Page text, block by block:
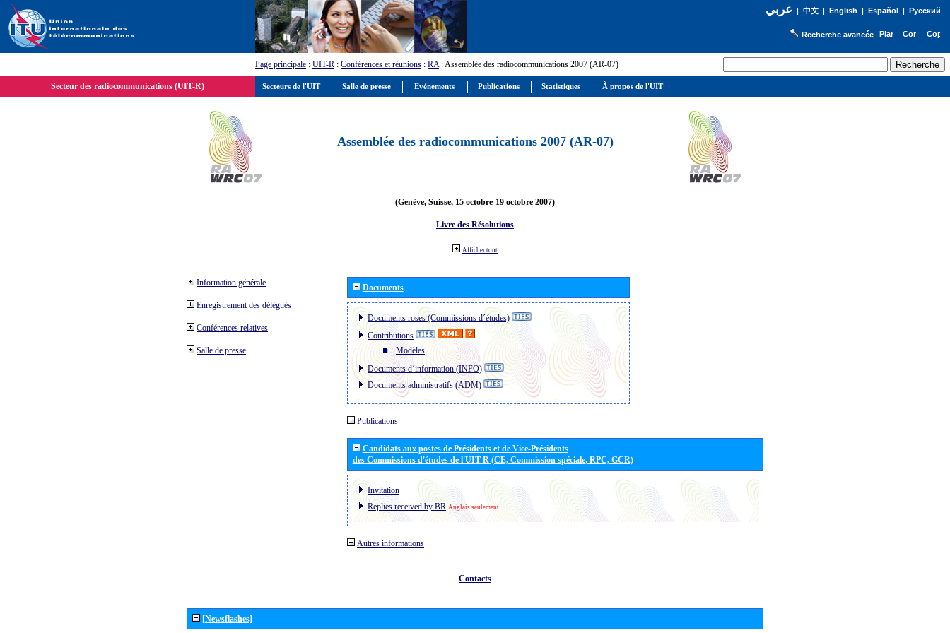
عربي| 中文| English | Español | Русский
Recherche avancée
Page principale : UIT-R : Conférences et réunions : RA: Assemblée des radiocommunications 2007 (AR-07)
Secteur des radiocommunications (UIT-R)
Assemblée des radiocommunications 2007 (AR-07)
(Genève, Suisse, 15 octobre-19 octobre 2007)
Livre des Résolutions
Afficher tout
Information générale
Enregistrement des délégués
Conférences relatives
Salle de presse
Documents
Documents roses (Commissions d´études)
Contributions
Modèles
Documents d´information (INFO)
Documents administratifs (ADM)
Publications
Candidats aux postes de Présidents et de Vice-Présidents
des Commissions d'études de l'UIT-R (CE, Commission spéciale, RPC, GCR)
Invitation
Replies received by BR Anglais seulement
Autres informations
Contacts
[Newsflashes]
Secteurs de l'UIT Salle de presse Evénements Publications Statistiques À propos de l'UIT